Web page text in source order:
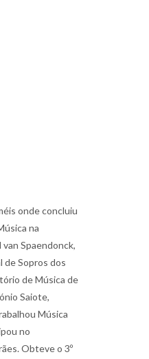
onde concluiu
na
Spaendonck,
de Sopros dos
de Música de
Saiote,
Música
no
Obteve o 3º